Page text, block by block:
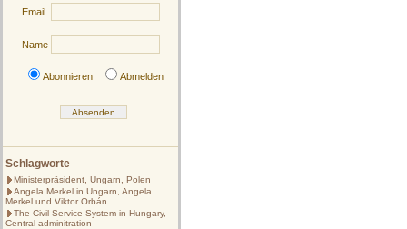
Email
Name
Abonnieren Abmelden
Schlagworte
Ministerpräsident, Ungarn, Polen
Angela Merkel in Ungarn, Angela
Merkel und Viktor Orbán
The Civil Service System in Hungary,
Central adminitration